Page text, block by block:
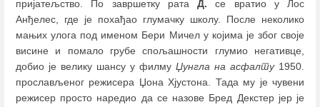
пријатељство. По завршетку рата Д. се вратио у Лос
Анђелес, где је похађао глумачку школу. После неколико
мањих улога под именом Бери Мичел у којима је због своје
висине и помало грубе спољашности глумио негативце,
добио је велику шансу у филму Џунгла на асфалту1950.
прослављеног режисера Џона Хјустона. Тада му је чувени
режисер просто наредио да се назове Бред Декстер јер је